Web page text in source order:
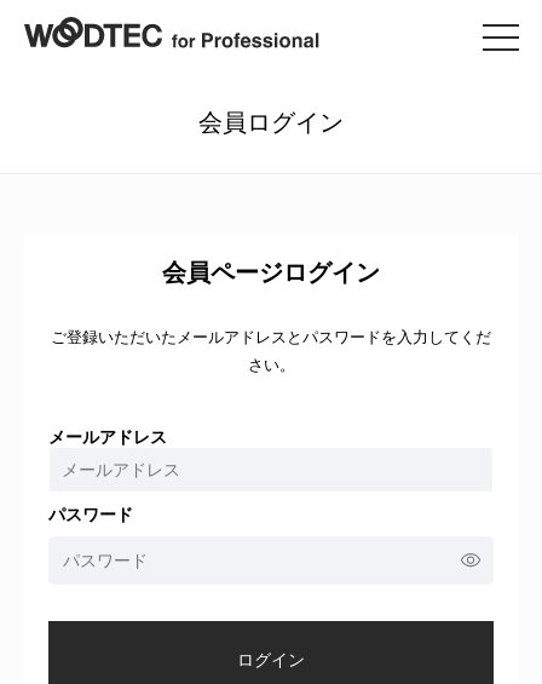
会員ログイン
会員ページログイン
ご登録いただいたメールアドレスとパスワードを入力してくだ
さい。
メールアドレス
パスワード